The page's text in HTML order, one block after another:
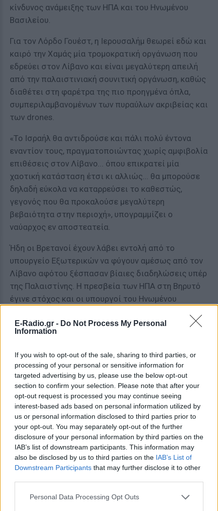
E-Radio.gr - Do Not Process My Personal
Information
If you wish to opt-out of the sale, sharing to third parties, or
processing of your personal or sensitive information for
targeted advertising by us, please use the below opt-out
section to confirm your selection. Please note that after your
opt-out request is processed you may continue seeing
interest-based ads based on personal information utilized by
us or personal information disclosed to third parties prior to
your opt-out. You may separately opt-out of the further
disclosure of your personal information by third parties on the
IAB’s list of downstream participants. This information may
also be disclosed by us to third parties on the IAB’s List of
Downstream Participants that may further disclose it to other
Personal Data Processing Opt Outs
κίνδυνος ανάμειξης των ΗΠΑ και του Ηνωμένου
Βασιλείου.
Για τον Λόρδο Γουέστ, η Ιερουσαλήμ θεωρεί εδώ και
καιρό την Χαμάς μία τρομοκρατική οργάνωση που
εδρεύει στον Λίβανο και είναι μεγαλύτερη απειλή
από την παλαιστινιακή σουνιτική οργάνωση, καθώς
διαθέτει στη φαρέτρα της πιο προηγμένα όπλα,
συμπεριλαμβανομένων των πυραύλων ακριβείας και
των drones.
«Το Ισραήλ θα αντιδρούσε και πάλι πολύ έντονα
εναντίον τους, πραγματοποιώντας χωρίς αμφιβολία
επιθέσεις στον Λίβανο... όπου επικρατεί μία
χαοτική κατάσταση έτσι κι αλλιώς... θα μπορούσε
δηλαδή εύκολα να καταρρεύσει το καθεστώς,
γεγονός που θα προκαλούσε μεγαλύτερη
βεβαιότητα στην περιοχή», υπογραμμίζει ο
ναύαρχος εν αποστεατεία.
Ήδη οι Βρετανοί έχουν λάβει εντολή από το
υπουργείο Εξωτερικών να φύγουν αμέσως από τον
Λίβανο αφότου ξέσπασαν βίαιες διαδηλώσεις υπέρ
της Παλαιστίνης. Η πρεσβεία των ΗΠΑ στη Βηρυτό
έγινε στόχος και οι υπουργοί του Ηνωμένου
Ισραήλ-Χαμάς θα μπορούσε να επηρεάσει το
εύθραυστο έθνος ανά πάσα στιγμή.
Συμμαχία Ρωσίας - Συρίας έναντι του
Ισραήλ
Με την πιθανότητα να καταρρεύσει η κυβέρνηση του
Λιβάνου, το τρίτο βήμα προς τη Fauda (το χάος) θα
μπορούσε να είναι η εμπλοκή στον πόλεμο της
Συρίας, χώρας συμμάχου της Ρωσίας.
«Ο πρόεδρος της Συρίας, Μπασάρ αλ Άσαντ θα ήταν
πολύ ανόητος, αλλά μπορεί να αισθάνεται ότι θα
υποστηρίζεται από τη Ρωσία», πρόσθεσε ο λόρδος